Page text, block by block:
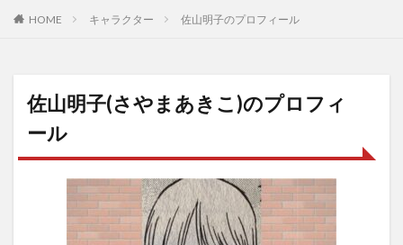
HOME キャラクター 佐山明子のプロフィール
佐山明子(さやまあきこ)のプロフィ
ール